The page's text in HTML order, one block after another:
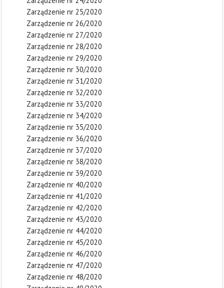
Zarządzenie nr 25/2020
Zarządzenie nr 26/2020
Zarządzenie nr 27/2020
Zarządzenie nr 28/2020
Zarządzenie nr 29/2020
Zarządzenie nr 30/2020
Zarządzenie nr 31/2020
Zarządzenie nr 32/2020
Zarządzenie nr 33/2020
Zarządzenie nr 34/2020
Zarządzenie nr 35/2020
Zarządzenie nr 36/2020
Zarządzenie nr 37/2020
Zarządzenie nr 38/2020
Zarządzenie nr 39/2020
Zarządzenie nr 40/2020
Zarządzenie nr 41/2020
Zarządzenie nr 42/2020
Zarządzenie nr 43/2020
Zarządzenie nr 44/2020
Zarządzenie nr 45/2020
Zarządzenie nr 46/2020
Zarządzenie nr 47/2020
Zarządzenie nr 48/2020